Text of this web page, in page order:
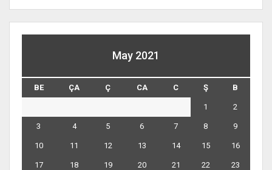
May 2021
BE ÇA Ç CA C Ş B
1 2
3 4 5 6 7 8 9
10 11 12 13 14 15 16
17 18 19 20 21 22 23